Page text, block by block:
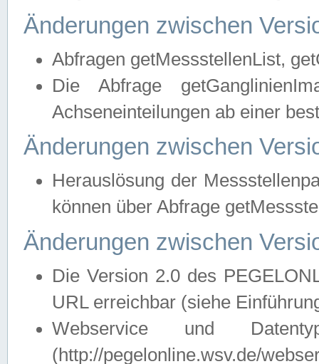
Änderungen zwischen
Abfragen getMessstellenList,
Die Abfrage
Achseneinteilungen ab einer
Änderungen zwischen
Herauslösung der
können über Abfrage
Änderungen zwischen
Die Version 2.0 des
URL erreichbar (siehe
Webservice und
(http://pegelonline.wsv.de/